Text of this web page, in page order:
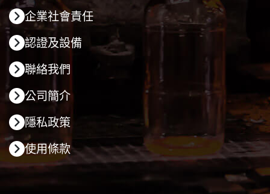
企業社會責任
認證及設備
聯絡我們
公司簡介
隱私政策
使用條款